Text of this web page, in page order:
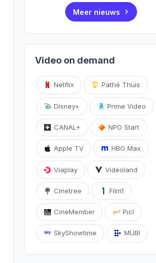
Meer nieuws
Video on demand
Netflix Pathé Thuis
Disney+ Prime Video
CANAL+ NPO Start
Apple TV HBO Max
Viaplay Videoland
Cinetree Film1
CineMember Picl
SkyShowtime MUBI